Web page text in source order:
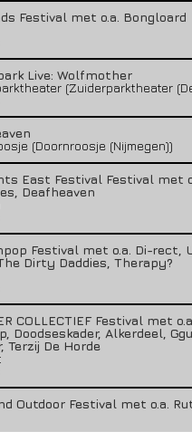
Festival met o.a. Bongloard
Live: Wolfmother
(Zuiderparktheater
(Doornroosje (Nijmegen))
East Festival Festival met
Deafheaven
Festival met o.a. Di-rect,
Dirty Daddies, Therapy?
COLLECTIEF Festival met
Doodseskader, Alkerdeel,
Terzij De Horde
Outdoor Festival met o.a.